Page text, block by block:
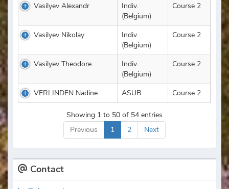
Vasilyev Alexandr
Indiv.
(Belgium)
Course 2
Vasilyev Nikolay
Indiv.
(Belgium)
Course 2
Vasilyev Theodore
Indiv.
(Belgium)
Course 2
VERLINDEN Nadine ASUB Course 2
Showing 1 to 50 of 54 entries
Previous
1 2 Next
Contact